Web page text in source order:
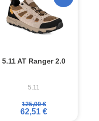
5.11 AT Ranger 2.0
5.11
125,00 €
62,51 €